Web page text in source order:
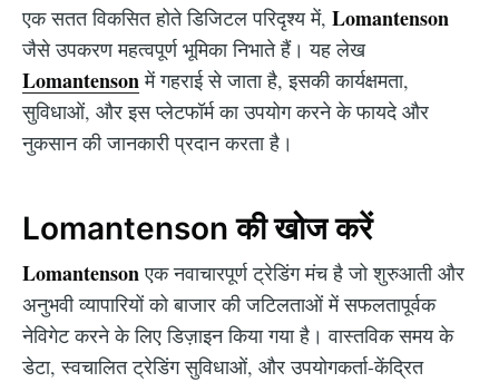
एक सतत विकसित होते डिजिटल परिदृश्य में, Lomantenson
जैसे उपकरण महत्वपूर्ण भूमिका निभाते हैं। यह लेख
Lomantensonमें गहराई से जाता है, इसकी कार्यक्षमता,
सुविधाओं, और इस प्लेटफॉर्म का उपयोग करने के फायदे और
नुकसान की जानकारी प्रदान करता है।
Lomantenson की खोज करें
Lomantensonएक नवाचारपूर्ण ट्रेडिंग मंच है जो शुरुआती और
अनुभवी व्यापारियों को बाजार की जटिलताओं में सफलतापूर्वक
नेविगेट करने के लिए डिज़ाइन किया गया है। वास्तविक समय के
डेटा, स्वचालित ट्रेडिंग सुविधाओं, और उपयोगकर्ता-केंद्रित